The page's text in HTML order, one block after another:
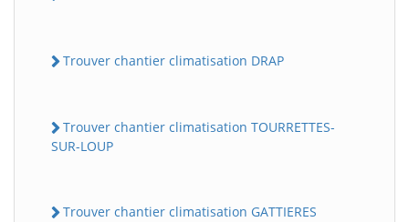
Trouver chantier climatisation DRAP
Trouver chantier climatisation TOURRETTES-
SUR-LOUP
Trouver chantier climatisation GATTIERES